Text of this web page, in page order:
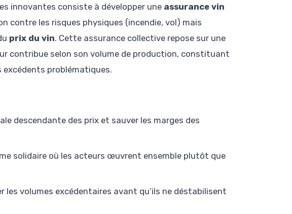
innovantes consiste à développer une assurance vin
contre les risques physiques (incendie, vol) mais
prix du vin. Cette assurance collective repose sur une
contribue selon son volume de production, constituant
excédents problématiques.
descendante des prix et sauver les marges des
solidaire où les acteurs œuvrent ensemble plutôt que
les volumes excédentaires avant qu’ils ne déstabilisent